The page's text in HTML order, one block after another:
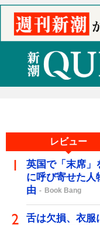
レビュー
英国で「末席」
に呼び寄せた
由
Book Bang
舌は欠損、衣